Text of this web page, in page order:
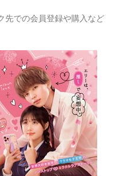
先での会員登録や購入など